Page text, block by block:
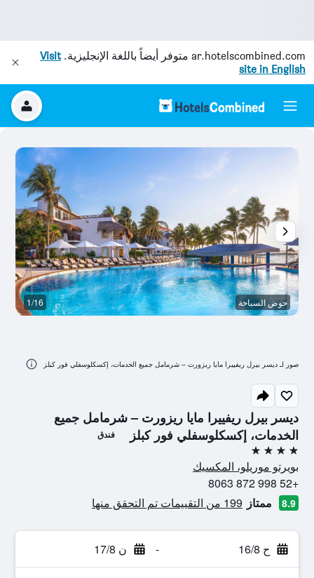
ar.hotelscombined.com متوفر أيضاً باللغة الإنجليزية.Visit
site in English
ديسر بيرل ريفييرا مايا ريزورت – شرمامل جميع
الخدمات، إكسكلوسفلي فور كبلز
فندق
4 نجوم
بويرتو موريلو، المكسيك
+52 998 872 8063
8.9 ممتاز 199 من التقييمات تم التحقق منها
ح 16/8 - ن 17/8
حوض السباحة 1/16
صور لـ ديسر بيرل ريفييرا مايا ريزورت – شرمامل جميع الخدمات، إكسكلوسفلي فور كبلز